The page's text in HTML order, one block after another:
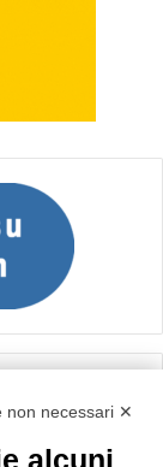
non necessari ✕
alcuni